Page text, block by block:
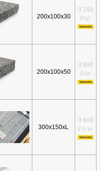
200х100х30
3 250
₽/м²
200х100х50
3 990
₽/м²
300х150xL
3 600
₽/п.м.